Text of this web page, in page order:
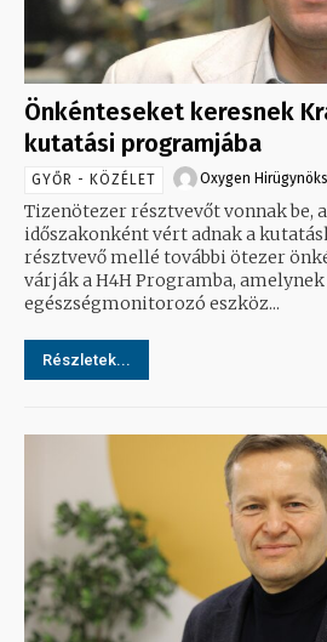
Önkénteseket keresnek
kutatási programjába
GYŐR - KÖZÉLET Oxygen
Tizenötezer résztvevőt vonnak
időszakonként vért adnak a kutatáshoz. Az eddigi
résztvevő mellé további ötezer
várják a H4H Programba,
egészségmonitorozó eszköz...
Részletek...